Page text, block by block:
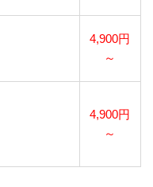
4,900円
～
4,900円
～